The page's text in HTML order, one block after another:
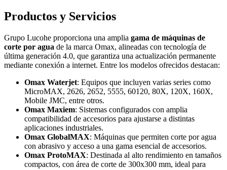
Productos y Servicios
Grupo Lucohe proporciona una amplia gama de máquinas de
corte por agua de la marca Omax, alineadas con tecnología de
última generación 4.0, que garantiza una actualización permanente
mediante conexión a internet. Entre los modelos ofrecidos destacan:
Omax Waterjet: Equipos que incluyen varias series como
MicroMAX, 2626, 2652, 5555, 60120, 80X, 120X, 160X,
Mobile JMC, entre otros.
Omax Maxiem: Sistemas configurados con amplia
compatibilidad de accesorios para ajustarse a distintas
aplicaciones industriales.
Omax GlobalMAX: Máquinas que permiten corte por agua
con abrasivo y acceso a una gama esencial de accesorios.
Omax ProtoMAX: Destinada al alto rendimiento en tamaños
compactos, con área de corte de 300x300 mm, ideal para